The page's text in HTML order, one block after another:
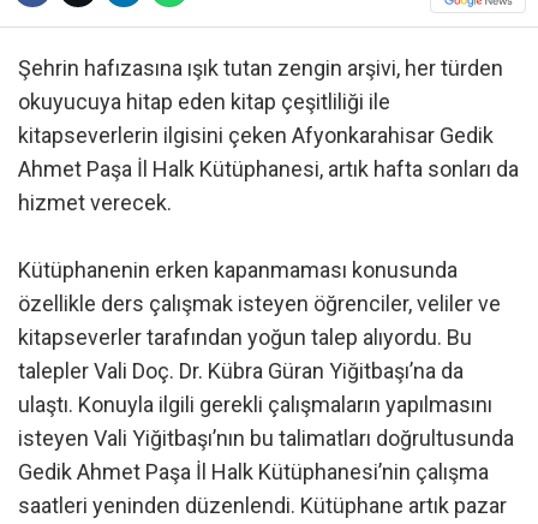
Şehrin hafızasına ışık tutan zengin arşivi, her türden
okuyucuya hitap eden kitap çeşitliliği ile
kitapseverlerin ilgisini çeken Afyonkarahisar Gedik
Ahmet Paşa İl Halk Kütüphanesi, artık hafta sonları da
hizmet verecek.
Kütüphanenin erken kapanmaması konusunda
özellikle ders çalışmak isteyen öğrenciler, veliler ve
kitapseverler tarafından yoğun talep alıyordu. Bu
talepler Vali Doç. Dr. Kübra Güran Yiğitbaşı’na da
ulaştı. Konuyla ilgili gerekli çalışmaların yapılmasını
isteyen Vali Yiğitbaşı’nın bu talimatları doğrultusunda
Gedik Ahmet Paşa İl Halk Kütüphanesi’nin çalışma
saatleri yeninden düzenlendi. Kütüphane artık pazar